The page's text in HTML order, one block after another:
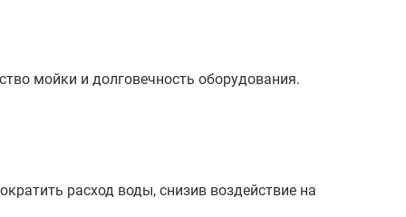
мойки и долговечность оборудования.
расход воды, снизив воздействие на